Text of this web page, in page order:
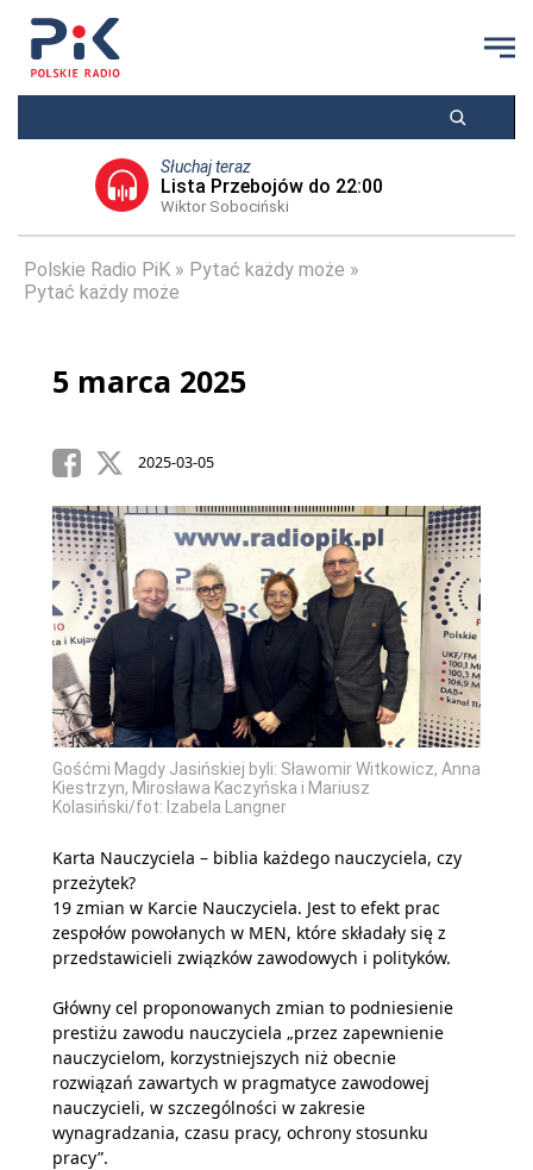
Słuchaj teraz
Lista Przebojów do 22:00
Wiktor Sobociński
Polskie Radio PiK
Pytać każdy może
Pytać każdy może
5 marca 2025
2025-03-05
Gośćmi Magdy Jasińskiej byli: Sławomir Witkowicz, Anna
Kiestrzyn, Mirosława Kaczyńska i Mariusz
Kolasiński/fot: Izabela Langner
Karta Nauczyciela – biblia każdego nauczyciela, czy
przeżytek?
19 zmian w Karcie Nauczyciela. Jest to efekt prac
zespołów powołanych w MEN, które składały się z
przedstawicieli związków zawodowych i polityków.
Główny cel proponowanych zmian to podniesienie
prestiżu zawodu nauczyciela „przez zapewnienie
nauczycielom, korzystniejszych niż obecnie
rozwiązań zawartych w pragmatyce zawodowej
nauczycieli, w szczególności w zakresie
wynagradzania, czasu pracy, ochrony stosunku
pracy”.